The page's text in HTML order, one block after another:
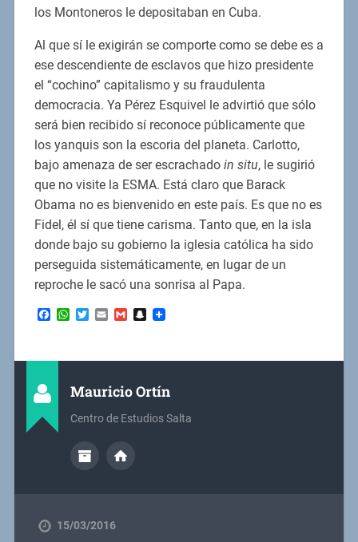
los Montoneros le depositaban en Cuba.
Al que sí le exigirán se comporte como se debe es a
ese descendiente de esclavos que hizo presidente
el “cochino” capitalismo y su fraudulenta
democracia. Ya Pérez Esquivel le advirtió que sólo
será bien recibido sí reconoce públicamente que
los yanquis son la escoria del planeta. Carlotto,
bajo amenaza de ser escrachado in situ, le sugirió
que no visite la ESMA. Está claro que Barack
Obama no es bienvenido en este país. Es que no es
Fidel, él sí que tiene carisma. Tanto que, en la isla
donde bajo su gobierno la iglesia católica ha sido
perseguida sistemáticamente, en lugar de un
reproche le sacó una sonrisa al Papa.
Facebook
WhatsApp
TwitterEmailGmailSnapchat
Mauricio Ortín
Centro de Estudios Salta
15/03/2016